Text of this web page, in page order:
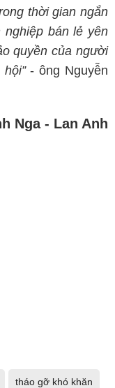
thời gian ngắn
bán lẻ yên
quyền của người
- ông Nguyễn
Nga - Lan Anh
tháo gỡ khó khăn